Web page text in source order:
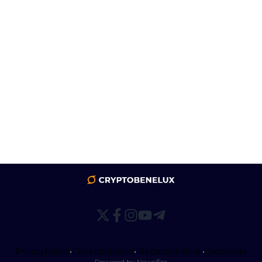
Privacybeleid•Correctiebeleid• Redactiebeleid •Disclaimer